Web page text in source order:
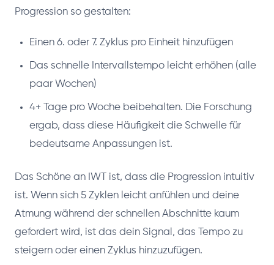
Progression so gestalten:
Einen 6. oder 7. Zyklus pro Einheit hinzufügen
Das schnelle Intervallstempo leicht erhöhen (alle
paar Wochen)
4+ Tage pro Woche beibehalten. Die Forschung
ergab, dass diese Häufigkeit die Schwelle für
bedeutsame Anpassungen ist.
Das Schöne an IWT ist, dass die Progression intuitiv
ist. Wenn sich 5 Zyklen leicht anfühlen und deine
Atmung während der schnellen Abschnitte kaum
gefordert wird, ist das dein Signal, das Tempo zu
steigern oder einen Zyklus hinzuzufügen.